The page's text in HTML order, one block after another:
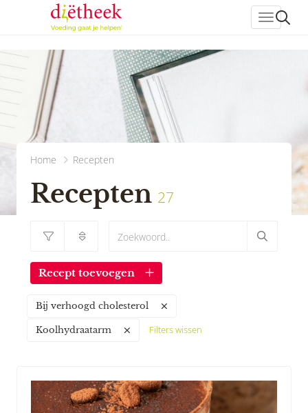
Home Recepten
Recepten 27
Recept toevoegen
Bij verhoogd cholesterol
Koolhydraatarm Filters wissen